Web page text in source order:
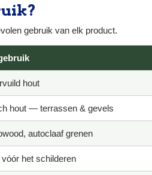
gebruik van elk product.
hout
hout — terrassen & gevels
autoclaaf grenen
het schilderen